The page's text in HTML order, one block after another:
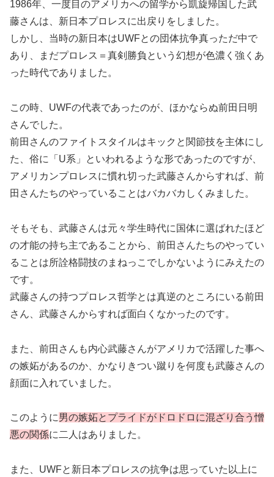
1986年、一度目のアメリカへの留学から凱旋帰国した武
藤さんは、新日本プロレスに出戻りをしました。
しかし、当時の新日本はUWFとの団体抗争真っただ中で
あり、まだプロレス＝真剣勝負という幻想が色濃く強くあ
った時代でありました。
この時、UWFの代表であったのが、ほかならぬ前田日明
さんでした。
前田さんのファイトスタイルはキックと関節技を主体にし
た、俗に「U系」といわれるような形であったのですが、
アメリカンプロレスに慣れ切った武藤さんからすれば、前
田さんたちのやっていることはバカバカしくみました。
そもそも、武藤さんは元々学生時代に国体に選ばれたほど
の才能の持ち主であることから、前田さんたちのやってい
ることは所詮格闘技のまねっこでしかないようにみえたの
です。
武藤さんの持つプロレス哲学とは真逆のところにいる前田
さん、武藤さんからすれば面白くなかったのです。
また、前田さんも内心武藤さんがアメリカで活躍した事へ
の嫉妬があるのか、かなりきつい蹴りを何度も武藤さんの
顔面に入れていました。
このように男の嫉妬とプライドがドロドロに混ざり合う憎
悪の関係に二人はありました。
また、UWFと新日本プロレスの抗争は思っていた以上に